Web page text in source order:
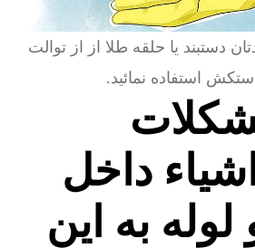
دستبند یا حلقه طلا از از توالت
استفاده نمائید.
داخل
به این